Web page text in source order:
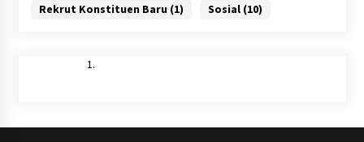
Rekrut Konstituen Baru (1) Sosial(10)